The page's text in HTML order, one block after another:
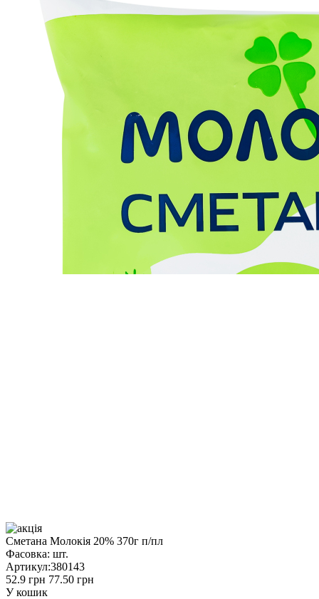
Сметана Молокія 20% 370г п/пл
Фасовка: шт.
Артикул:380143
52.9 грн 77.50 грн
У кошик